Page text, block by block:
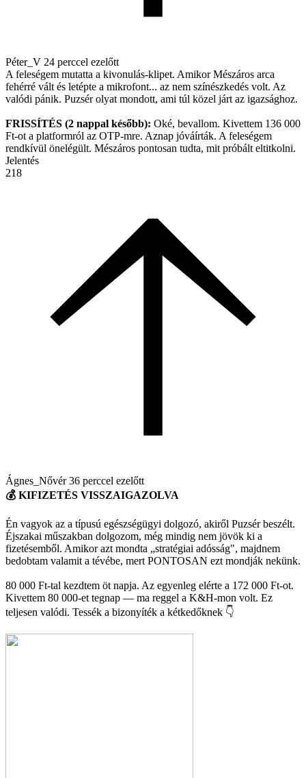
Péter_V 24 perccel ezelőtt
A feleségem mutatta a kivonulás-klipet. Amikor Mészáros arca
fehérré vált és letépte a mikrofont... az nem színészkedés volt. Az
valódi pánik. Puzsér olyat mondott, ami túl közel járt az igazsághoz.
FRISSÍTÉS (2 nappal később): Oké, bevallom. Kivettem 136 000
Ft-ot a platformról az OTP-mre. Aznap jóváírták. A feleségem
rendkívül önelégült. Mészáros pontosan tudta, mit próbált eltitkolni.
Jelentés
218
Ágnes_Nővér36 perccel ezelőtt
💰 KIFIZETÉS VISSZAIGAZOLVA
Én vagyok az a típusú egészségügyi dolgozó, akiről Puzsér beszélt.
Éjszakai műszakban dolgozom, még mindig nem jövök ki a
fizetésemből. Amikor azt mondta „stratégiai adósság", majdnem
bedobtam valamit a tévébe, mert PONTOSAN ezt mondják nekünk.
80 000 Ft-tal kezdtem öt napja. Az egyenleg elérte a 172 000 Ft-ot.
Kivettem 80 000-et tegnap — ma reggel a K&H-mon volt. Ez
teljesen valódi. Tessék a bizonyíték a kétkedőknek 👇